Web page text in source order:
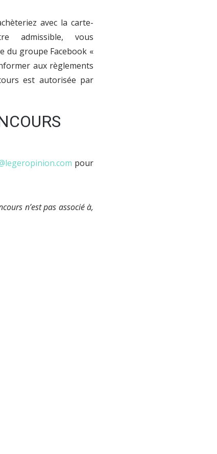
avec la carte-
admissible, vous
du groupe Facebook «
aux règlements
est autorisée par
pour
n’est pas associé à,